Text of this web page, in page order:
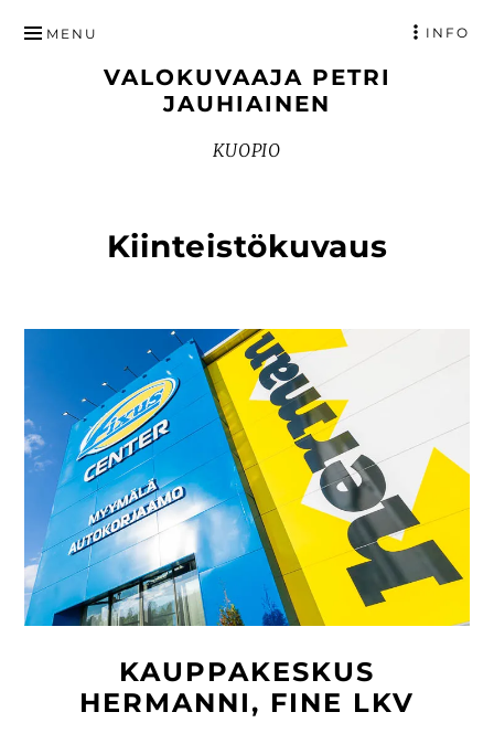
SISÄLTÖÖN
VALOKUVAAJA PETRI
JAUHIAINEN
KUOPIO
MENU INFO
Kiinteistökuvaus
KAUPPAKESKUS
HERMANNI, FINE LKV